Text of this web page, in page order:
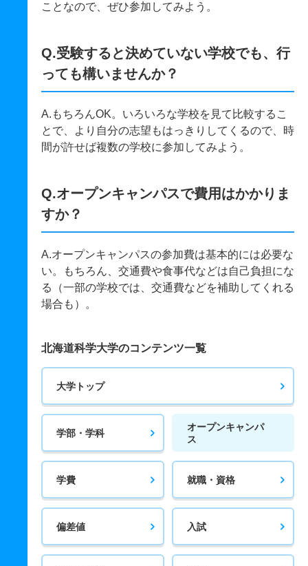
ことなので、ぜひ参加してみよう。
Q.受験すると決めていない学校でも、行
っても構いませんか？
A.もちろんOK。いろいろな学校を見て比較するこ
とで、より自分の志望もはっきりしてくるので、時
間が許せば複数の学校に参加してみよう。
Q.オープンキャンパスで費用はかかりま
すか？
A.オープンキャンパスの参加費は基本的には必要な
い。もちろん、交通費や食事代などは自己負担にな
る（一部の学校では、交通費などを補助してくれる
場合も）。
北海道科学大学のコンテンツ一覧
大学トップ
学部・学科
オープンキャンパ
ス
学費 就職・資格
偏差値 入試